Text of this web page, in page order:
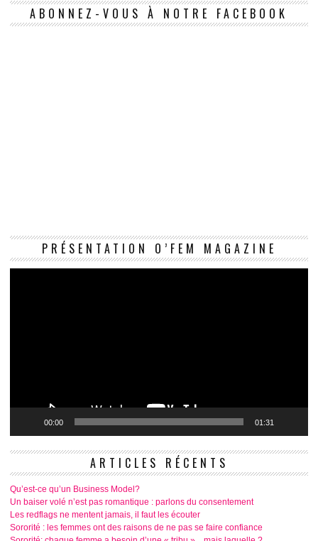
ABONNEZ-VOUS À NOTRE FACEBOOK
PRÉSENTATION O’FEM MAGAZINE
00:00 01:31
ARTICLES RÉCENTS
Qu’est-ce qu’un Business Model?
Un baiser volé n’est pas romantique : parlons du consentement
Les redflags ne mentent jamais, il faut les écouter
Sororité : les femmes ont des raisons de ne pas se faire confiance